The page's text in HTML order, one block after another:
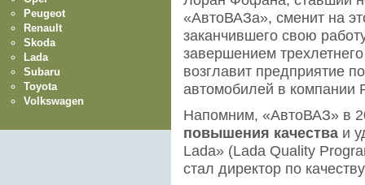
«АвтоВАЗа», сменит на
заканчившего свою
завершением
возглавит предприятие
автомобилей в компании
Напомним, «АвтоВАЗ» в
повышения качества и
Lada» (Lada Quality
стал директор по
Peugeot
Renault
Skoda
Lada
Subaru
Toyota
Volkswagen